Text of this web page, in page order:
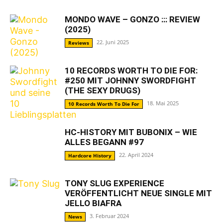
MONDO WAVE – GONZO ::: REVIEW
(2025)
Reviews 22. Juni 2025
10 RECORDS WORTH TO DIE FOR:
#250 MIT JOHNNY SWORDFIGHT
(THE SEXY DRUGS)
10 Records Worth To Die For 18. Mai 2025
HC-HISTORY MIT BUBONIX – WIE
ALLES BEGANN #97
Hardcore History 22. April 2024
TONY SLUG EXPERIENCE
VERÖFFENTLICHT NEUE SINGLE MIT
JELLO BIAFRA
News 3. Februar 2024